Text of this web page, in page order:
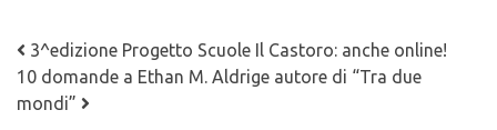
Navigazione articoli
3^edizione Progetto Scuole Il Castoro: anche online!
10 domande a Ethan M. Aldrige autore di “Tra due
mondi”